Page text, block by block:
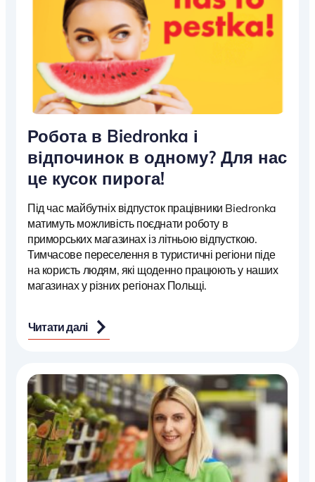
Робота в Biedronka і
відпочинок в одному? Для нас
це кусок пирога!
Під час майбутніх відпусток працівники Biedronka
матимуть можливість поєднати роботу в
приморських магазинах із літньою відпусткою.
Тимчасове переселення в туристичні регіони піде
на користь людям, які щоденно працюють у наших
магазинах у різних регіонах Польщі.
Читати далі